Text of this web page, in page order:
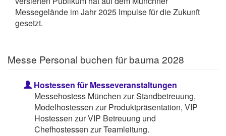
Messegelände im Jahr 2025 Impulse für die Zukunft
gesetzt.
Messe Personal buchen für bauma 2028
Hostessen für Messeveranstaltungen
Messehostess München zur Standbetreuung,
Modelhostessen zur Produktpräsentation, VIP
Hostessen zur VIP Betreuung und
Chefhostessen zur Teamleitung.